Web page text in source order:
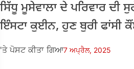
ਸਿੱਧੂ ਮੂਸੇਵਾਲਾ ਦੇ ਪਰਿਵਾਰ ਦੀ
ਇੰਸਟਾ ਕੁਈਨ, ਹੁਣ ਬੁਰੀ ਫਾਂਸੀ
'ਤੇ ਪੋਸਟ ਕੀਤਾ ਗਿਆ7 ਅਪ੍ਰੈਲ, 2025